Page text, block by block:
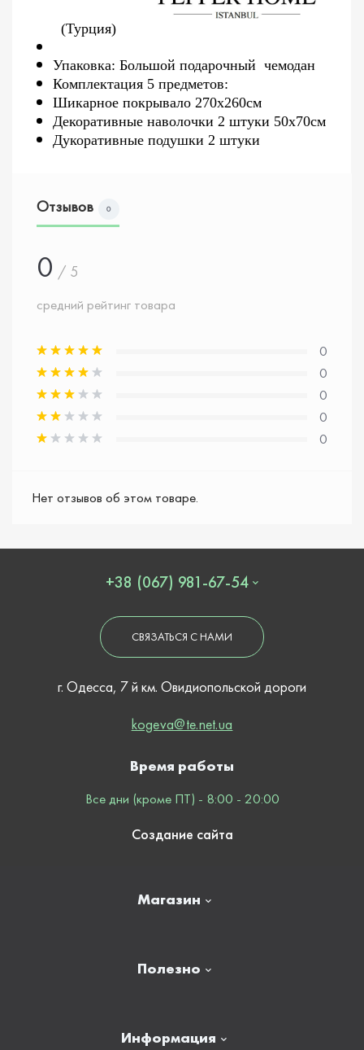
(Турция)
Упаковка: Большой подарочный чемодан
Комплектация 5 предметов:
Шикарное покрывало 270х260см
Декоративные наволочки 2 штуки 50х70см
Дукоративные подушки 2 штуки
Отзывов 0
0 / 5
средний рейтинг товара
0
0
0
0
0
Нет отзывов об этом товаре.
+38 (067) 981-67-54
СВЯЗАТЬСЯ С НАМИ
г. Одесса, 7 й км. Овидиопольской дороги
kogeva@te.net.ua
Магазин
Полезно
Информация
Время работы
Все дни (кроме ПТ) - 8:00 - 20:00
Создание сайта